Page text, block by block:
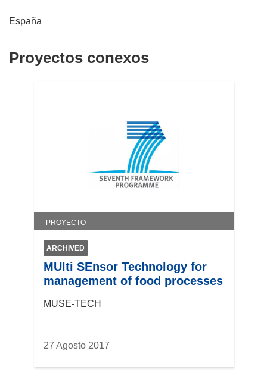
u
a
v
t
a
España
Proyectos conexos
PROYECTO
ARCHIVED
MUlti SEnsor Technology for
management of food processes
MUSE-TECH
27 Agosto 2017